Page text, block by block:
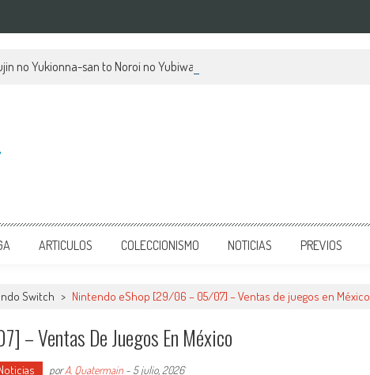
no Yukionna-san to Noroi no Yubiwa, su mes de estreno y avances
ARTICULOS COLECCIONISMO NOTICIAS PREVIOS
Switch > Nintendo eShop [29/06 – 05/07] – Ventas de juegos en México
– Ventas De Juegos En México
porA. Quatermain - 5 julio, 2026